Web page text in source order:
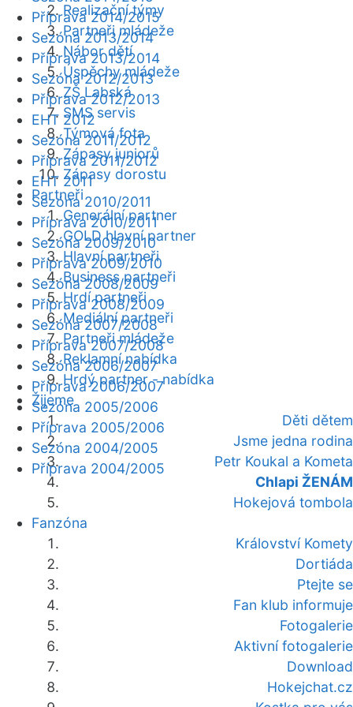
Realizační týmy
Partneři mládeže
Nábor dětí
Úspěchy mládeže
ZŠ Labská
SMS servis
Týmová fota
Zápasy juniorů
Zápasy dorostu
Partneři
Generální partner
GOLD hlavní partner
Hlavní partneři
Business partneři
Hrdí partneři
Mediální partneři
Partneři mládeže
Reklamní nabídka
Hrdý partner - nabídka
Žijeme
Děti dětem
Jsme jedna rodina
Petr Koukal a Kometa
Chlapi ŽENÁM
Hokejová tombola
Fanzóna
Království Komety
Dortiáda
Ptejte se
Fan klub informuje
Fotogalerie
Aktivní fotogalerie
Download
Hokejchat.cz
Příprava 2014/2015
Sezóna 2013/2014
Příprava 2013/2014
Sezóna 2012/2013
Příprava 2012/2013
EHT 2012
Sezóna 2011/2012
Příprava 2011/2012
EHT 2011
Sezóna 2010/2011
Příprava 2010/2011
Sezóna 2009/2010
Příprava 2009/2010
Sezóna 2008/2009
Příprava 2008/2009
Sezóna 2007/2008
Příprava 2007/2008
Sezóna 2006/2007
Příprava 2006/2007
Sezóna 2005/2006
Příprava 2005/2006
Sezóna 2004/2005
Příprava 2004/2005